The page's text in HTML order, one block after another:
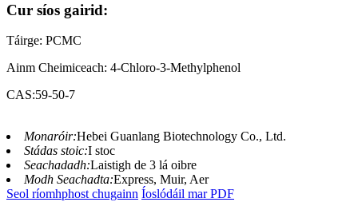
Cur síos gairid:
Táirge: PCMC
Ainm Cheimiceach: 4-Chloro-3-Methylphenol
CAS:59-50-7
Monaróir:Hebei Guanlang Biotechnology Co., Ltd.
Stádas stoic:I stoc
Seachadadh:Laistigh de 3 lá oibre
Modh Seachadta:Express, Muir, Aer
Seol ríomhphost chugainn Íoslódáil mar PDF